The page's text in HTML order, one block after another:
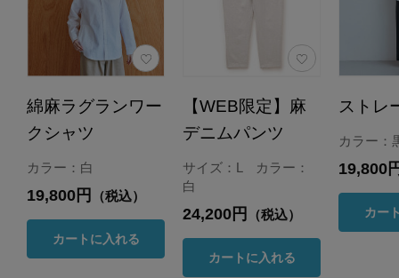
綿麻ラグランワー
クシャツ
カラー：白
19,800円 （税込）
カートに入れる
【WEB限定】麻
デニムパンツ
サイズ：L カラー：
白
24,200円 （税込）
カートに入れる
ストレ
カラー：
19,800
カー